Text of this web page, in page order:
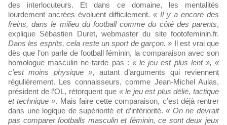
des interlocuteurs. Et dans ce domaine, les mentalités
lourdement ancrées évoluent difficilement. « Il y a encore des
freins, dans le milieu du football comme du côté des parents,
explique Sébastien Duret, webmaster du site footofeminin.fr.
Dans les esprits, cela reste un sport de garçon. » Il est vrai que
dès que l’on parle de football féminin, la comparaison avec son
homologue masculin ne tarde pas : « le jeu est plus lent », «
c’est moins physique », autant d’arguments qui reviennent
régulièrement. Les connaisseurs, comme Jean-Michel Aulas,
président de l’OL, rétorquent que « le jeu est plus délié, tactique
et technique ». Mais faire cette comparaison, c’est déjà rentrer
dans une logique de supériorité et d’infériorité.« On ne devrait
pas comparer footballs masculin et féminin, ce sont deux jeux